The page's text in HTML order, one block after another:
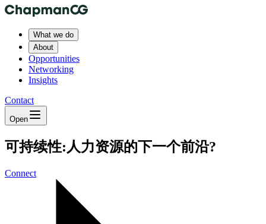
What we do
About
Opportunities
Networking
Insights
Contact
Open
可持续性:人力资源的下一个前沿?
Connect